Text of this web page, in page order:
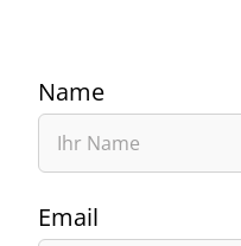
Name
Email